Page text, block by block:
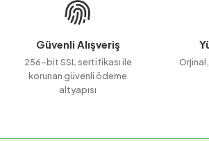
Bu ürüne benzer farklı alternatifler olmalı.
Güvenli Alışveriş
256-bit SSL sertifikası ile
korunan güvenli ödeme
altyapısı